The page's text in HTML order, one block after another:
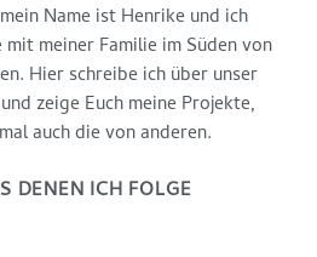
Name ist Henrike und ich
meiner Familie im Süden von
Hier schreibe ich über unser
zeige Euch meine Projekte,
auch die von anderen.
DENEN ICH FOLGE